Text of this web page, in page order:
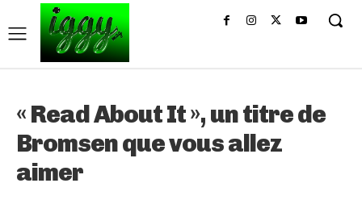
« Read About It », un titre de
Bromsen que vous allez
aimer